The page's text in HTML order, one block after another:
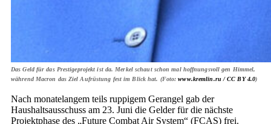
Das Geld für das Prestigeprojekt ist da. Merkel schaut schon mal hoffnungsvoll gen Himmel,
während Macron das Ziel Aufrüstung fest im Blick hat. (Foto:www.kremlin.ru / CC BY 4.0)
Nach monatelangem teils ruppigem Gerangel gab der
Haushaltsausschuss am 23. Juni die Gelder für die nächste
Projektphase des „Future Combat Air System“ (FCAS) frei.